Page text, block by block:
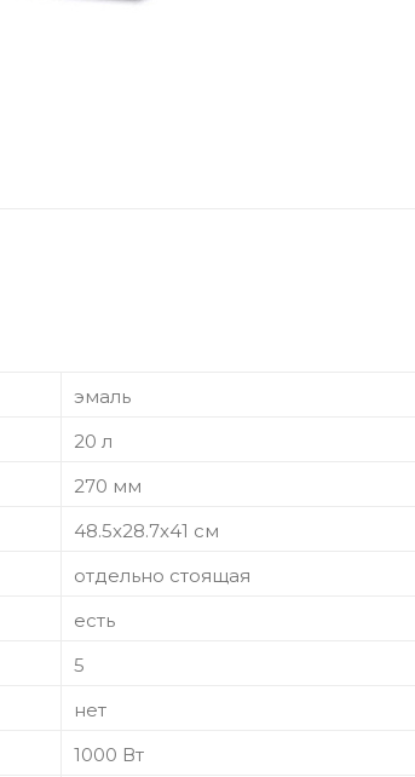
эмаль
20 л
270 мм
48.5x28.7x41 cм
отдельно стоящая
есть
5
нет
1000 Вт